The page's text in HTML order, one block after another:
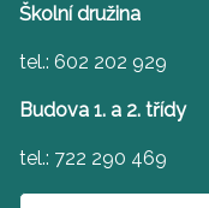
Školní družina
tel.: 602 202 929
Budova 1. a 2. třídy
tel.: 722 290 469